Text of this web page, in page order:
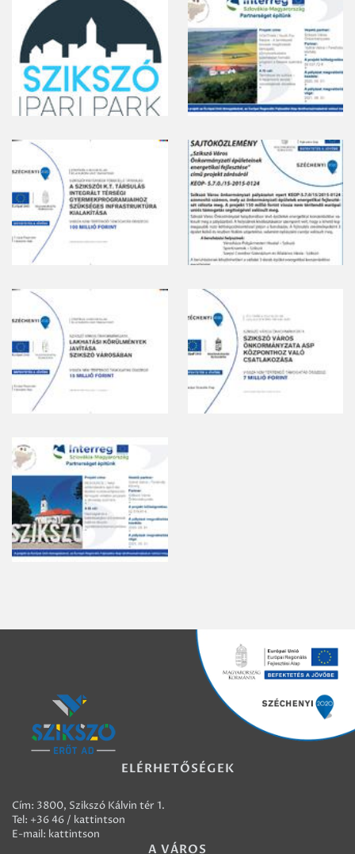
ELÉRHETŐSÉGEK
Cím: 3800, Szikszó Kálvin tér 1.
Tel: +36 46 / kattintson
E-mail: kattintson
A VÁROS